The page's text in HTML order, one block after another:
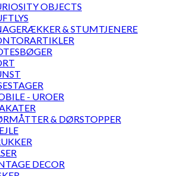
OBJECTS
& STUMTJENERE
- UROER
& DØRSTOPPER
DECOR